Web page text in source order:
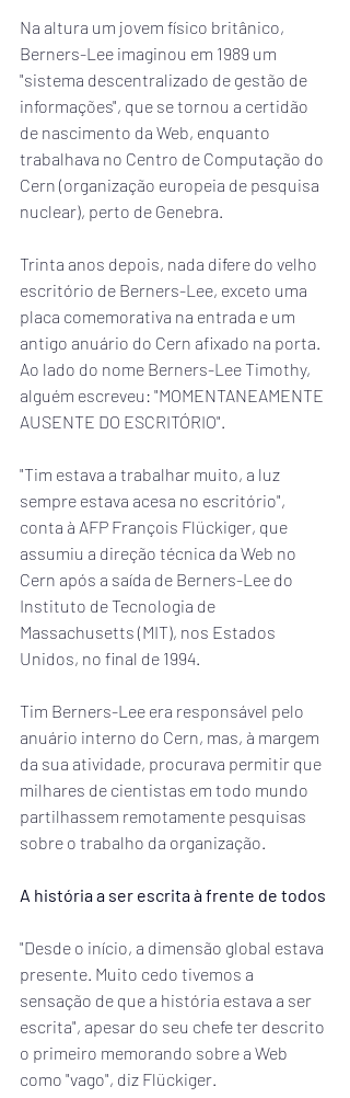
Na altura um jovem físico britânico,
Berners-Lee imaginou em 1989 um
"sistema descentralizado de gestão de
informações", que se tornou a certidão
de nascimento da Web, enquanto
trabalhava no Centro de Computação do
Cern (organização europeia de pesquisa
nuclear), perto de Genebra.
Trinta anos depois, nada difere do velho
escritório de Berners-Lee, exceto uma
placa comemorativa na entrada e um
antigo anuário do Cern afixado na porta.
Ao lado do nome Berners-Lee Timothy,
alguém escreveu: "MOMENTANEAMENTE
AUSENTE DO ESCRITÓRIO".
"Tim estava a trabalhar muito, a luz
sempre estava acesa no escritório",
conta à AFP François Flückiger, que
assumiu a direção técnica da Web no
Cern após a saída de Berners-Lee do
Instituto de Tecnologia de
Massachusetts (MIT), nos Estados
Unidos, no final de 1994.
Tim Berners-Lee era responsável pelo
anuário interno do Cern, mas, à margem
da sua atividade, procurava permitir que
milhares de cientistas em todo mundo
partilhassem remotamente pesquisas
sobre o trabalho da organização.
A história a ser escrita à frente de todos
"Desde o início, a dimensão global estava
presente. Muito cedo tivemos a
sensação de que a história estava a ser
escrita", apesar do seu chefe ter descrito
o primeiro memorando sobre a Web
como "vago", diz Flückiger.